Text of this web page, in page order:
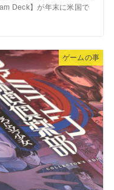
Deck】が年末に米国で
ゲームの事